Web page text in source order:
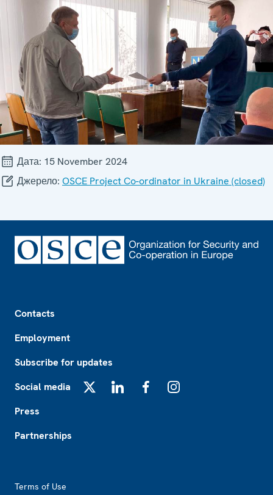
Дата: 15 November 2024
Джерело: OSCE Project Co-ordinator in Ukraine (closed)
Contacts
Employment
Subscribe for updates
Social media
Press
Partnerships
Terms of Use